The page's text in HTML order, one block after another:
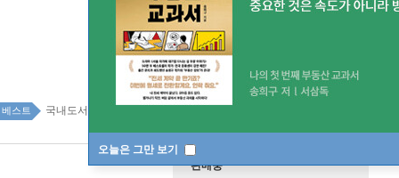
오늘은 그만 보기
베스트 국내도서 top20 15주
판매중